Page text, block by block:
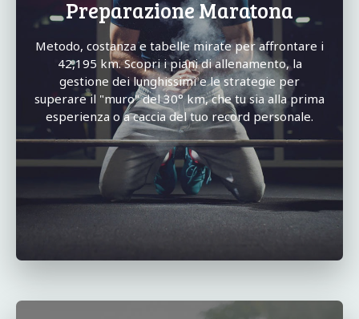
Preparazione Maratona
Metodo, costanza e tabelle mirate per affrontare i
42,195 km. Scopri i piani di allenamento, la
gestione dei lunghissimi e le strategie per
superare il "muro" del 30° km, che tu sia alla prima
esperienza o a caccia del tuo record personale.